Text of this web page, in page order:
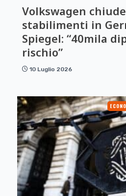
Volkswagen
stabilimenti in
Spiegel: “40mila
rischio”
10 Luglio 2026